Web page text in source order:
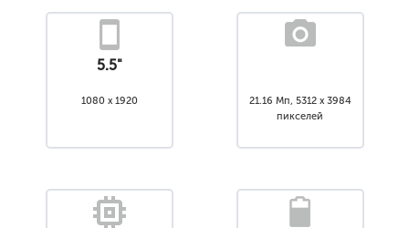
5.5"
1080 x 1920
21.16 Мп, 5312 x 3984
пикселей